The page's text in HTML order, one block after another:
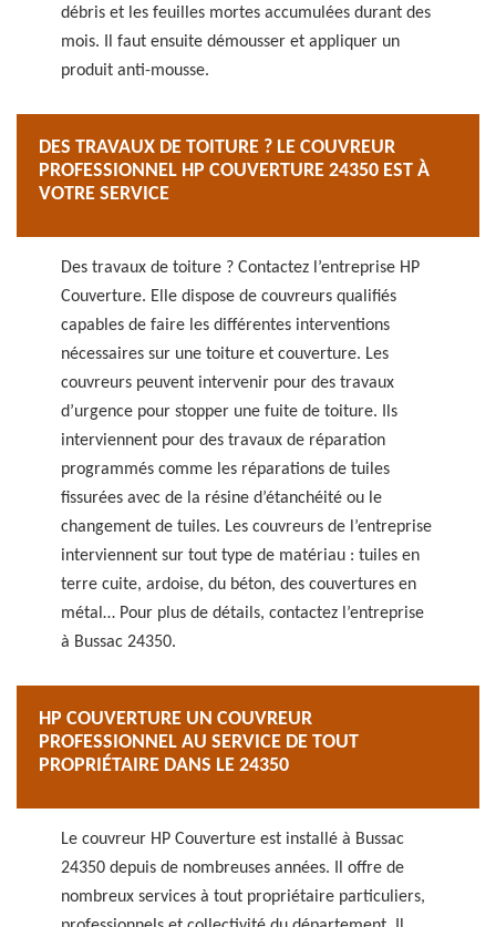
débris et les feuilles mortes accumulées durant des
mois. Il faut ensuite démousser et appliquer un
produit anti-mousse.
DES TRAVAUX DE TOITURE ? LE COUVREUR
PROFESSIONNEL HP COUVERTURE 24350 EST À
VOTRE SERVICE
Des travaux de toiture ? Contactez l’entreprise HP
Couverture. Elle dispose de couvreurs qualifiés
capables de faire les différentes interventions
nécessaires sur une toiture et couverture. Les
couvreurs peuvent intervenir pour des travaux
d’urgence pour stopper une fuite de toiture. Ils
interviennent pour des travaux de réparation
programmés comme les réparations de tuiles
fissurées avec de la résine d’étanchéité ou le
changement de tuiles. Les couvreurs de l’entreprise
interviennent sur tout type de matériau : tuiles en
terre cuite, ardoise, du béton, des couvertures en
métal… Pour plus de détails, contactez l’entreprise
à Bussac 24350.
HP COUVERTURE UN COUVREUR
PROFESSIONNEL AU SERVICE DE TOUT
PROPRIÉTAIRE DANS LE 24350
Le couvreur HP Couverture est installé à Bussac
24350 depuis de nombreuses années. Il offre de
nombreux services à tout propriétaire particuliers,